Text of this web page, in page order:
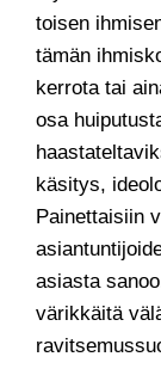
toisen
tämän
kerrota tai
osa
käsitys,
Painettaisiin
asiasta
värikkäitä